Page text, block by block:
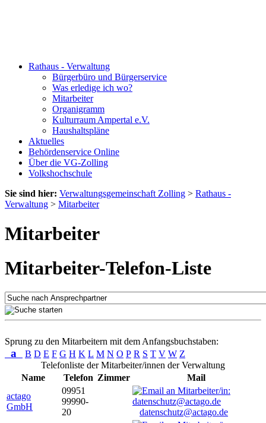
Rathaus - Verwaltung
Bürgerbüro und Bürgerservice
Was erledige ich wo?
Mitarbeiter
Organigramm
Kulturraum Ampertal e.V.
Haushaltspläne
Aktuelles
Behördenservice Online
Über die VG-Zolling
Volkshochschule
Sie sind hier: Verwaltungsgemeinschaft Zolling > Rathaus -
Verwaltung > Mitarbeiter
Mitarbeiter
Mitarbeiter-Telefon-Liste
Sprung zu den Mitarbeitern mit dem Anfangsbuchstaben:
a B D E F G H K L M N O P R S T V W Z
Telefonliste der Mitarbeiter/innen der Verwaltung
Name
Telefon Zimmer
Mail
actago
GmbH
09951
99990-
20
datenschutz@actago.de